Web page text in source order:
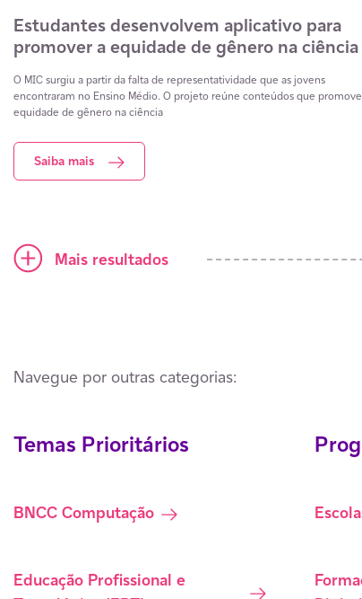
Estudantes desenvolvem aplicativo para
promover a equidade de gênero na ciência
O MIC surgiu a partir da falta de representatividade que as jovens
encontraram no Ensino Médio. O projeto reúne conteúdos que
equidade de gênero na ciência
Saiba mais
Ícone maisMais resultados
Navegue por outras categorias:
Temas Prioritários
BNCC Computação
Educação Profissional e